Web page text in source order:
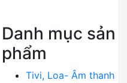
Danh mục sản
phẩm
Tivi, Loa- Âm thanh